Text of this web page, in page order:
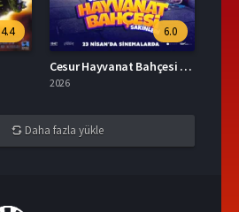
4.4 6.0
Cesur Hayvanat Bahçesi Sakinleri Full İzle
2026
Daha fazla yükle